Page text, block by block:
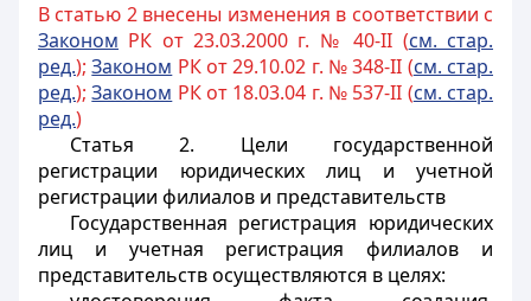
В статью 2 внесены изменения в соответствии с
Законом РК от 23.03.2000 г. № 40-II (см. стар.
ред.);Законом РК от 29.10.02 г. № 348-II (см. стар.
ред.);Законом РК от 18.03.04 г. № 537-II (см. стар.
ред.)
Статья 2. Цели государственной
регистрации юридических лиц и учетной
регистрации филиалов и представительств
Государственная регистрация юридических
лиц и учетная регистрация филиалов и
представительств осуществляются в целях: